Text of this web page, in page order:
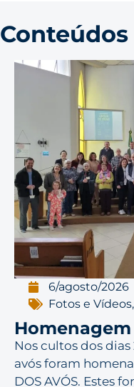
6/agosto/2026
Fotos e Vídeos,
Homenagem
Nos cultos dos dias
avós foram
DOS AVÓS. Estes